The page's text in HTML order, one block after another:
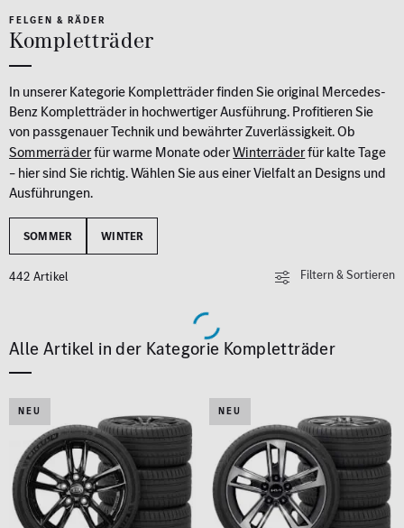
FELGEN & RÄDER
Kompletträder
SOMMER WINTER
442 Artikel Filtern & Sortieren
In unserer Kategorie Kompletträder finden Sie original Mercedes-
Benz Kompletträder in hochwertiger Ausführung. Profitieren Sie
von passgenauer Technik und bewährter Zuverlässigkeit. Ob
Sommerräderfür warme Monate oderWinterräderfür kalte Tage
– hier sind Sie richtig. Wählen Sie aus einer Vielfalt an Designs und
Ausführungen.
Alle Artikel in der Kategorie Kompletträder
NEU NEU